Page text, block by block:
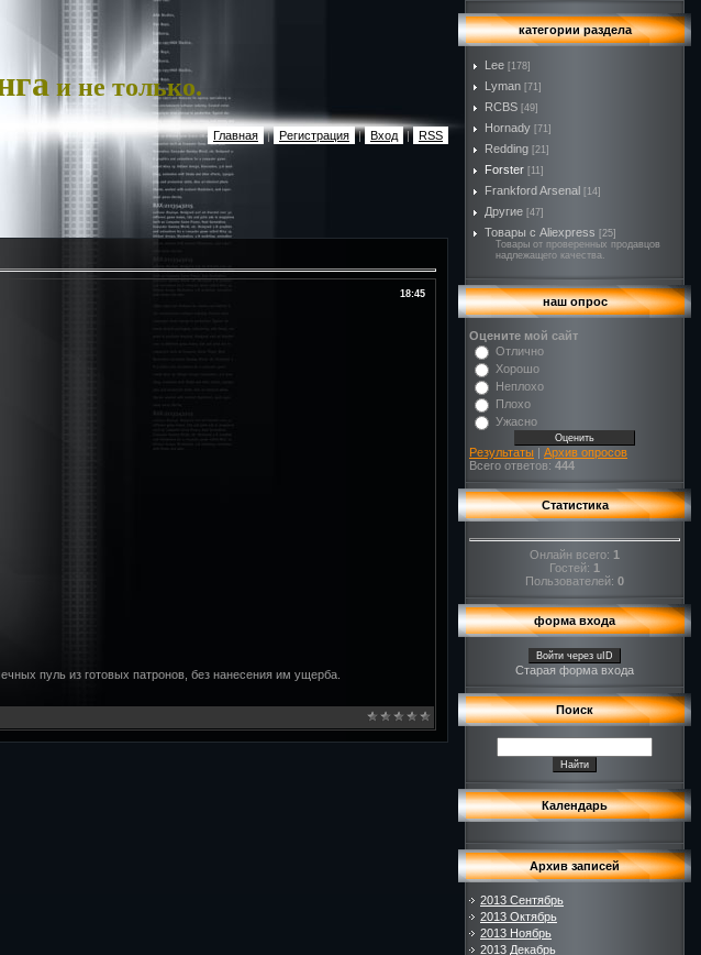
и не только.
Главная | Регистрация | Вход | RSS
18:45
пуль из готовых патронов, без нанесения им ущерба.
категории раздела
Lee [178]
Lyman [71]
RCBS [49]
Hornady [71]
Redding [21]
Forster [11]
Frankford Arsenal [14]
Другие [47]
Товары с Aliexpress [25]
Товары от проверенных продавцов
надлежащего качества.
наш опрос
Оцените мой сайт
Отлично
Хорошо
Неплохо
Плохо
Ужасно
Результаты | Архив опросов
Всего ответов: 444
Статистика
Онлайн всего: 1
Гостей: 1
Пользователей: 0
форма входа
Войти через uID
Старая форма входа
Поиск
Календарь
Архив записей
2013 Сентябрь
2013 Октябрь
2013 Ноябрь
2013 Декабрь